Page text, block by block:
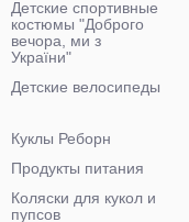
Детские спортивные
костюмы "Доброго
вечора, ми з
України"
Детские велосипеды
Куклы Реборн
Продукты питания
Коляски для кукол и
пупсов